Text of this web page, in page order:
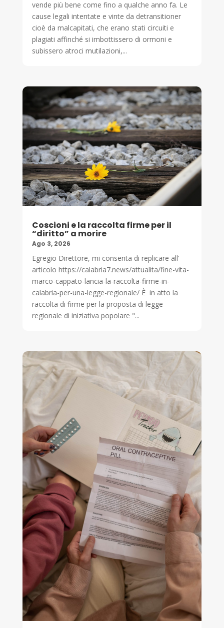
vende più bene come fino a qualche anno fa. Le
cause legali intentate e vinte da detransitioner
cioè da malcapitati, che erano stati circuiti e
plagiati affinché si imbottissero di ormoni e
subissero atroci mutilazioni,...
Coscioni e la raccolta firme per il
“diritto” a morire
Ago 3, 2026
Egregio Direttore, mi consenta di replicare all'
articolo https://calabria7.news/attualita/fine-vita-
marco-cappato-lancia-la-raccolta-firme-in-
calabria-per-una-legge-regionale/ È in atto la
raccolta di firme per la proposta di legge
regionale di iniziativa popolare "...